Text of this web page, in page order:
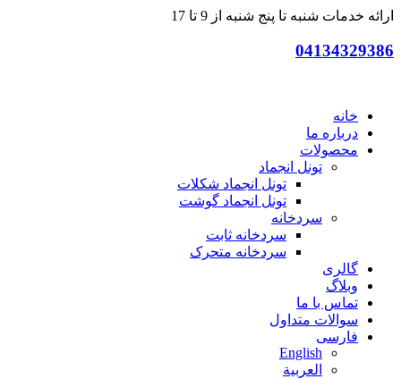
ارائه خدمات شنبه تا پنج شنبه از 9 تا 17
04134329386
خانه
درباره ما
محصولات
تونل انجماد
تونل انجماد شکلات
تونل انجماد گوشت
سردخانه
سردخانه ثابت
سردخانه متحرک
گالری
وبلاگ
تماس با ما
سوالات متداول
فارسی
English
العربية